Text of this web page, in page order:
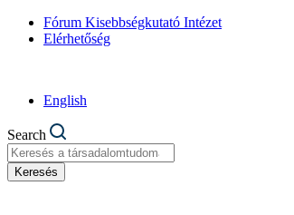
Fórum Kisebbségkutató Intézet
Elérhetőség
English
Search
Keresés